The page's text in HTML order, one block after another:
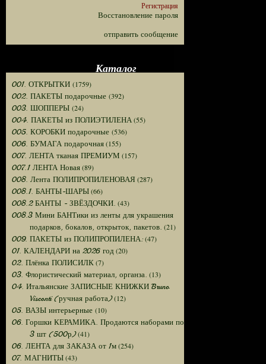
Регистрация
Восстановление пароля
отправить сообщение
Каталог
001. ОТКРЫТКИ (1759)
002. ПАКЕТЫ подарочные (392)
003. ШОППЕРЫ (24)
004. ПАКЕТЫ из ПОЛИЭТИЛЕНА(55)
005. КОРОБКИ подарочные (536)
006. БУМАГА подарочная(155)
007. ЛЕНТА тканая ПРЕМИУМ (157)
007.1 ЛЕНТА Новая(89)
008. Лента ПОЛИПРОПИЛЕНОВАЯ (287)
008.1. БАНТЫ-ШАРЫ(66)
008.2 БАНТЫ - ЗВЁЗДОЧКИ. (43)
008.3 Мини БАНТики из ленты для украшения
подарков, бокалов, открыток, пакетов. (21)
009. ПАКЕТЫ из ПОЛИПРОПИЛЕНА:(47)
01. КАЛЕНДАРИ на 2026 год (20)
02. Плёнка ПОЛИСИЛК(7)
03. Флористический материал, органза. (13)
04. Итальянские ЗАПИСНЫЕ КНИЖКИ Bruno
Visconti (ручная работа)(12)
05. ВАЗЫ интерьерные (10)
06. Горшки КЕРАМИКА. Продаются наборами по
3 шт (500р)(41)
06. ЛЕНТА для ЗАКАЗА от 1м(254)
07. МАГНИТЫ(43)